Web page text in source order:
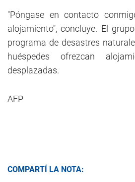
"Póngase en contacto
alojamiento", concluye. El
programa de desastres
huéspedes ofrezcan
desplazadas.
AFP
COMPARTÍ LA NOTA: